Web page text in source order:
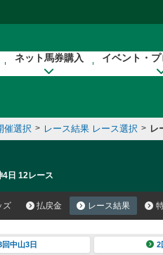
ネット馬券購入 イベント・
催選択 > レース結果 レース選択 > レ
日 12レース
ズ 払戻金 レース結果
回中山3日 2